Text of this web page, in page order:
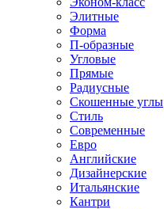
Элитные
Форма
П-образные
Угловые
Прямые
Радиусные
Скошенные углы
Стиль
Современные
Евро
Английские
Дизайнерские
Итальянские
Кантри